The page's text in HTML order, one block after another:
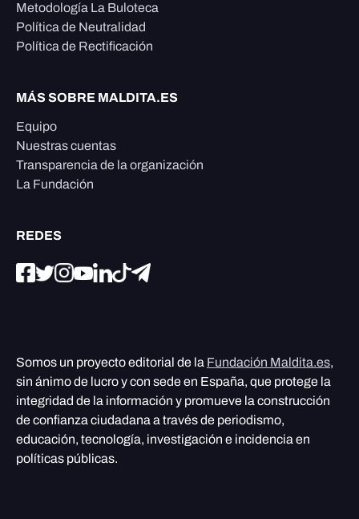
Metodología La Buloteca
Política de Neutralidad
Política de Rectificación
MÁS SOBRE MALDITA.ES
Equipo
Nuestras cuentas
Transparencia de la organización
La Fundación
REDES
Somos un proyecto editorial de la Fundación Maldita.es,
sin ánimo de lucro y con sede en España, que protege la
integridad de la información y promueve la construcción
de confianza ciudadana a través de periodismo,
educación, tecnología, investigación e incidencia en
políticas públicas.